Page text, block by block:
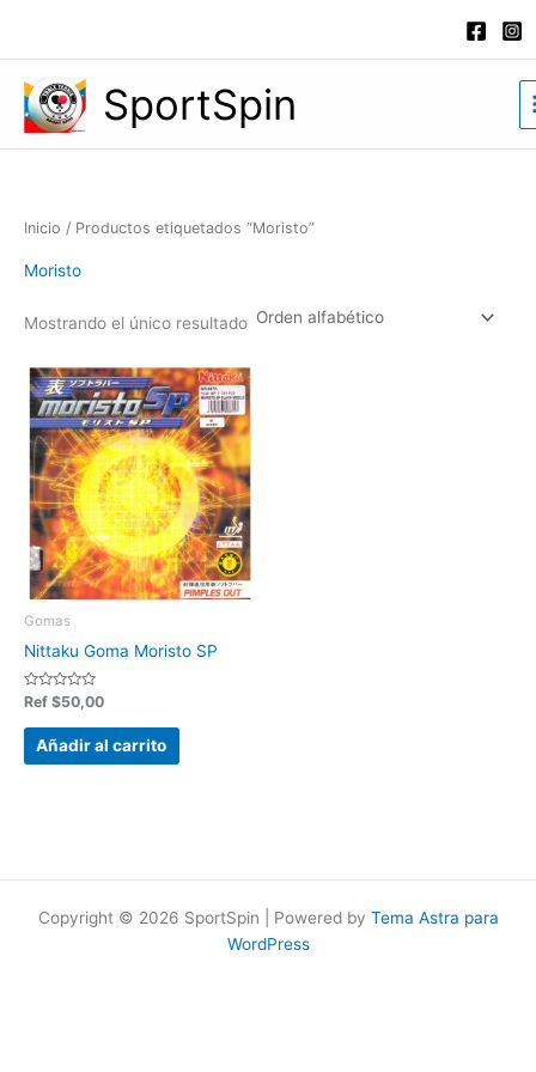
contenido
SportSpin
Inicio / Productos etiquetados “Moristo”
Moristo
Mostrando el único resultado
Gomas
Nittaku Goma Moristo SP
Valorado
0
Ref $50,00
Añadir al carrito
Copyright © 2026 SportSpin | Powered by Tema Astra para
WordPress